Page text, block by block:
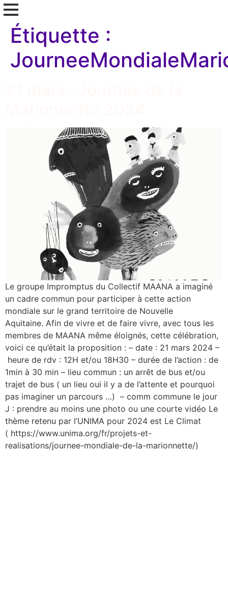
Étiquette :
Le groupe Impromptus du Collectif MAANA a imaginé
un cadre commun pour participer à cette action
mondiale sur le grand territoire de Nouvelle
Aquitaine. Afin de vivre et de faire vivre, avec tous les
membres de MAANA même éloignés, cette célébration,
voici ce qu’était la proposition : – date : 21 mars 2024 –
heure de rdv : 12H et/ou 18H30 – durée de l’action : de
1min à 30 min – lieu commun : un arrêt de bus et/ou
trajet de bus ( un lieu oui il y a de l’attente et pourquoi
pas imaginer un parcours …) – comm commune le jour
J : prendre au moins une photo ou une courte vidéo Le
thème retenu par l’UNIMA pour 2024 est Le Climat
( https://www.unima.org/fr/projets-et-
realisations/journee-mondiale-de-la-marionnette/)